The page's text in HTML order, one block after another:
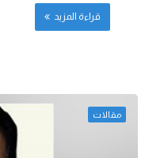
قراءة المزيد
مقالات